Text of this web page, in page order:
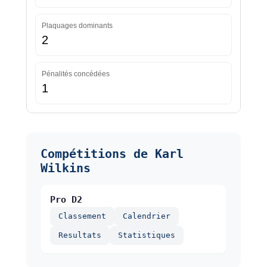
Plaquages dominants
2
Pénalités concédées
1
Compétitions de Karl
Wilkins
Pro D2
Classement Calendrier
Resultats Statistiques